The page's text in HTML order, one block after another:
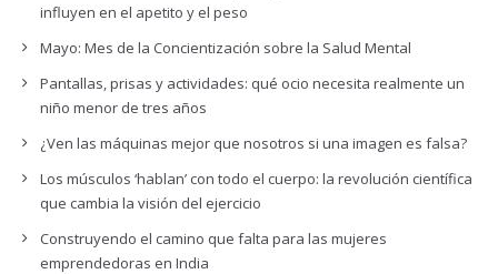
influyen en el apetito y el peso
Mayo: Mes de la Concientización sobre la Salud Mental
Pantallas, prisas y actividades: qué ocio necesita realmente un
niño menor de tres años
¿Ven las máquinas mejor que nosotros si una imagen es falsa?
Los músculos ‘hablan’ con todo el cuerpo: la revolución científica
que cambia la visión del ejercicio
Construyendo el camino que falta para las mujeres
emprendedoras en India